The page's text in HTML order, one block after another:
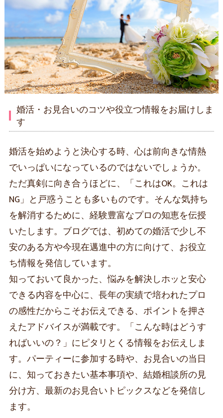
婚活・お見合いのコツや役立つ情報をお届けしま
す
婚活を始めようと決心する時、心は前向きな情熱
でいっぱいになっているのではないでしょうか。
ただ真剣に向き合うほどに、「これはOK。これは
NG」と戸惑うことも多いものです。そんな気持ち
を解消するために、経験豊富なプロの知恵を伝授
いたします。ブログでは、初めての婚活で少し不
安のある方や今現在邁進中の方に向けて、お役立
ち情報を発信しています。
知っておいて良かった、悩みを解決しホッと安心
できる内容を中心に、長年の実績で培われたプロ
の感性だからこそお伝えできる、ポイントを押さ
えたアドバイスが満載です。「こんな時はどうす
ればいいの？」にピタリとくる情報をお伝えしま
す。パーティーに参加する時や、お見合いの当日
に、知っておきたい基本事項や、結婚相談所の見
分け方、最新のお見合いトピックスなどを発信し
ます。